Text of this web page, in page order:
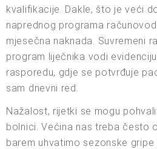
kvalifikacije. Dakle, što je veći
naprednog programa
mjesečna naknada. Suvremeni
program liječnika vodi
rasporedu, gdje se potvrđuje
sam dnevni red.
Nažalost, rijetki se mogu
bolnici. Većina nas treba često
barem uhvatimo sezonske gripe